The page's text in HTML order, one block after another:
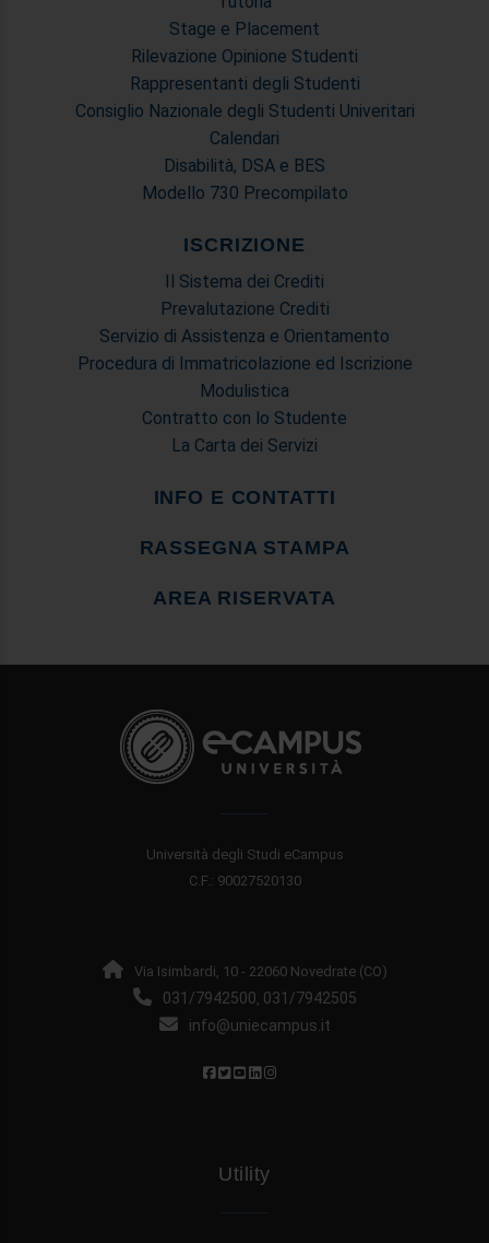
Stage e Placement
Rilevazione Opinione Studenti
Rappresentanti degli Studenti
Consiglio Nazionale degli Studenti Univeritari
Calendari
Disabilità, DSA e BES
Modello 730 Precompilato
ISCRIZIONE
Il Sistema dei Crediti
Prevalutazione Crediti
Servizio di Assistenza e Orientamento
Procedura di Immatricolazione ed Iscrizione
Modulistica
Contratto con lo Studente
La Carta dei Servizi
INFO E CONTATTI
RASSEGNA STAMPA
AREA RISERVATA
Università degli Studi eCampus
C.F.: 90027520130
Via Isimbardi, 10 - 22060 Novedrate (CO)
031/7942500, 031/7942505
info@uniecampus.it
Utility